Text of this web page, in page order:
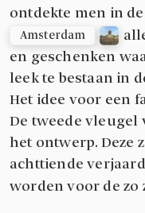
ontdekte men in
Amsterdam
en geschenken
leek te bestaan in
Het idee voor een
De tweede
het ontwerp. Deze
achttiende
worden voor de zo